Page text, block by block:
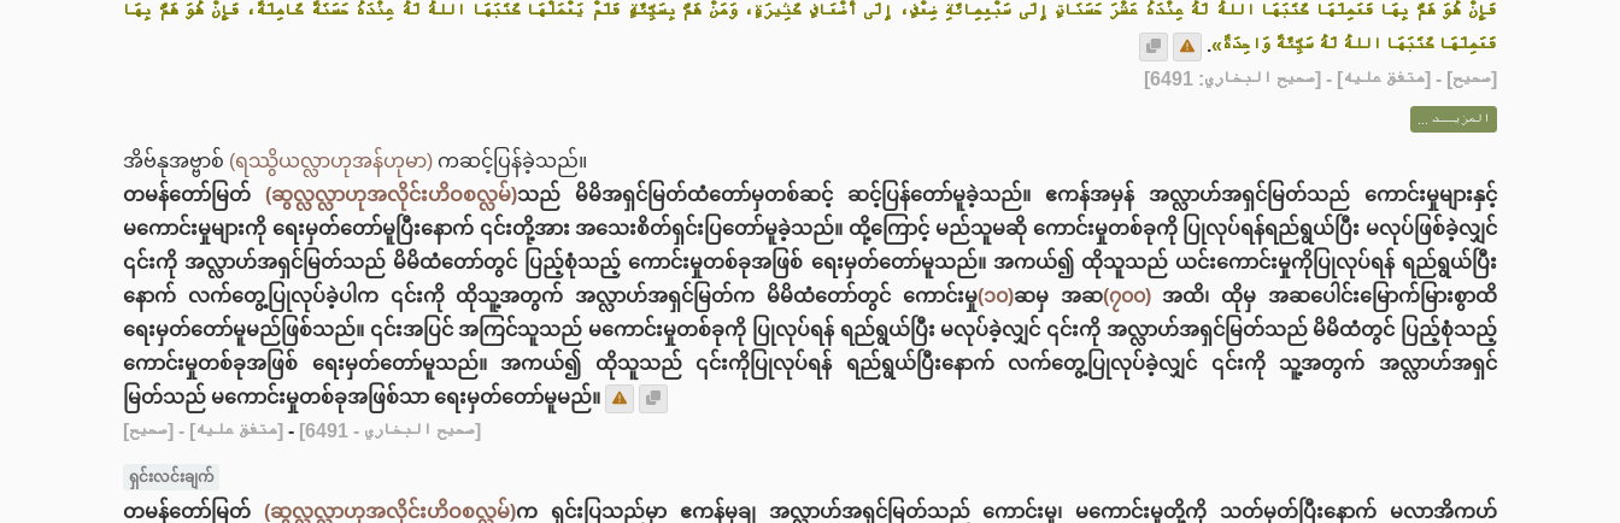
فَإِنْ هُوَ هَمَّ بِهَا فَعَمِلَهَا كَتَبَهَا اللهُ لَهُ عِنْدَهُ عَشْرَ حَسَنَاتٍ إِلَى سَبْعِمِائَةِ ضِعْفٍ، إِلَى أَضْعَافٍ كَثِيرَةٍ، وَمَنْ هَمَّ بِسَيِّئَةٍ فَلَمْ يَعْمَلْهَا كَتَبَهَا اللهُ لَهُ عِنْدَهُ حَسَنَةً كَامِلَةً، فَإِنْ هُوَ هَمَّ بِهَا
فَعَمِلَهَا كَتَبَهَا اللهُ لَهُ سَيِّئَةً وَاحِدَةً».
[صحيح] - [متفق عليه] - [صحيح البخاري: 6491]
المزيــد ...
အိဗ်နုအဗ္ဗာစ် (ရဿွိယလ္လာဟုအန်ဟုမာ) ကဆင့်ပြန်ခဲ့သည်။
တမန်တော်မြတ် (ဆွလ္လလ္လာဟုအလိုင်းဟိဝစလ္လမ်)သည် မိမိအရှင်မြတ်ထံတော်မှတစ်ဆင့် ဆင့်ပြန်တော်မူခဲ့သည်။ ဧကန်အမှန် အလ္လာဟ်အရှင်မြတ်သည် ကောင်းမှုများနှင့်
မကောင်းမှုများကို ရေးမှတ်တော်မူပြီးနောက် ၎င်းတို့အား အသေးစိတ်ရှင်းပြတော်မူခဲ့သည်။ ထို့ကြောင့် မည်သူမဆို ကောင်းမှုတစ်ခုကို ပြုလုပ်ရန်ရည်ရွယ်ပြီး မလုပ်ဖြစ်ခဲ့လျှင်
၎င်းကို အလ္လာဟ်အရှင်မြတ်သည် မိမိထံတော်တွင် ပြည့်စုံသည့် ကောင်းမှုတစ်ခုအဖြစ် ရေးမှတ်တော်မူသည်။ အကယ်၍ ထိုသူသည် ယင်းကောင်းမှုကိုပြုလုပ်ရန် ရည်ရွယ်ပြီး
နောက် လက်တွေ့ပြုလုပ်ခဲ့ပါက ၎င်းကို ထိုသူ့အတွက် အလ္လာဟ်အရှင်မြတ်က မိမိထံတော်တွင် ကောင်းမှု(၁၀)ဆမှ အဆ(၇၀၀)အထိ၊ ထိုမှ အဆပေါင်းမြောက်မြားစွာထိ
ရေးမှတ်တော်မူမည်ဖြစ်သည်။ ၎င်းအပြင် အကြင်သူသည် မကောင်းမှုတစ်ခုကို ပြုလုပ်ရန် ရည်ရွယ်ပြီး မလုပ်ခဲ့လျှင် ၎င်းကို အလ္လာဟ်အရှင်မြတ်သည် မိမိထံတွင် ပြည့်စုံသည့်
ကောင်းမှုတစ်ခုအဖြစ် ရေးမှတ်တော်မူသည်။ အကယ်၍ ထိုသူသည် ၎င်းကိုပြုလုပ်ရန် ရည်ရွယ်ပြီးနောက် လက်တွေ့ပြုလုပ်ခဲ့လျှင် ၎င်းကို သူ့အတွက် အလ္လာဟ်အရှင်
မြတ်သည် မကောင်းမှုတစ်ခုအဖြစ်သာ ရေးမှတ်တော်မူမည်။
[صحيح]
- [متفق عليه] - [صحيح البخاري - 6491]
ရှင်းလင်းချက်
တမန်တော်မြတ် (ဆွလ္လလ္လာဟုအလိုင်းဟိဝစလ္လမ်)က ရှင်းပြသည်မှာ ဧကန်မုချ အလ္လာဟ်အရှင်မြတ်သည် ကောင်းမှု၊ မကောင်းမှုတို့ကို သတ်မှတ်ပြီးနောက် မလာအိကဟ်